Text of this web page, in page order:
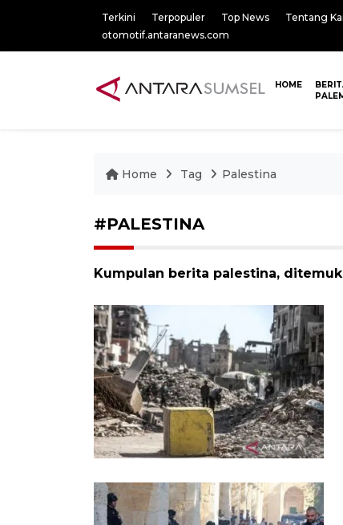
Terkini Terpopuler Top News Tentang
otomotif.antaranews.com
HOME
Home Tag Palestina
#PALESTINA
Kumpulan berita palestina,